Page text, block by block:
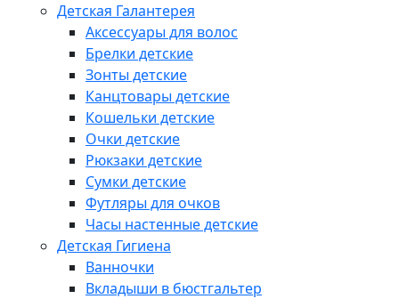
Детская Галантерея
Аксессуары для волос
Брелки детские
Зонты детские
Канцтовары детские
Кошельки детские
Очки детские
Рюкзаки детские
Сумки детские
Футляры для очков
Часы настенные детские
Детская Гигиена
Ванночки
Вкладыши в бюстгальтер